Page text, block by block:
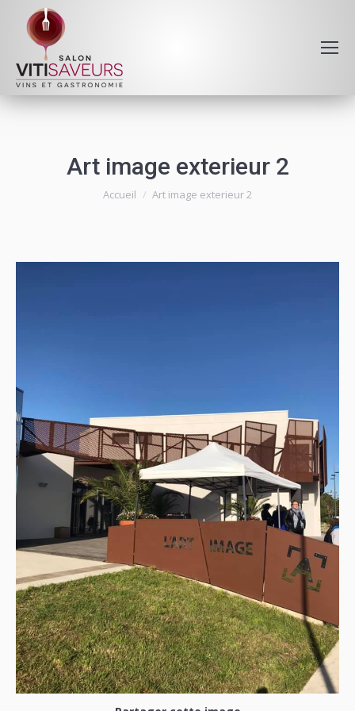
Art image exterieur 2
Vous êtes ici :
Accueil Art image exterieur 2